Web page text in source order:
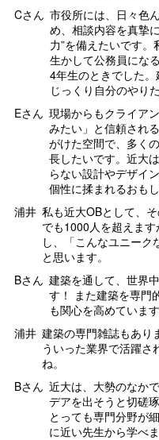
Cさん 市役所には、日々色
め、相談内容を真摯
力”を備えたいです
生かして公務員にな
4年生のときでした。
じっくり自分のやり
Eさん 現場からもクライア
みたい」と信頼され
がけた空間で、多く
長したいです。近大
らない設計やデザイ
個性に揉まれるおも
浦井 私も近大OBとして、
でも1000人を超えま
し、「こんなユニーク
と思います。
Bさん 建築を通して、世界
す！ また建築を専門
も関心を高めています
浦井 建築の専門雑誌もあり
ういった業界で活躍さ
ね。
Bさん 近大は、大勢のなか
デアを出そうと切磋
とっても専門分野が
に近い先生から学べま